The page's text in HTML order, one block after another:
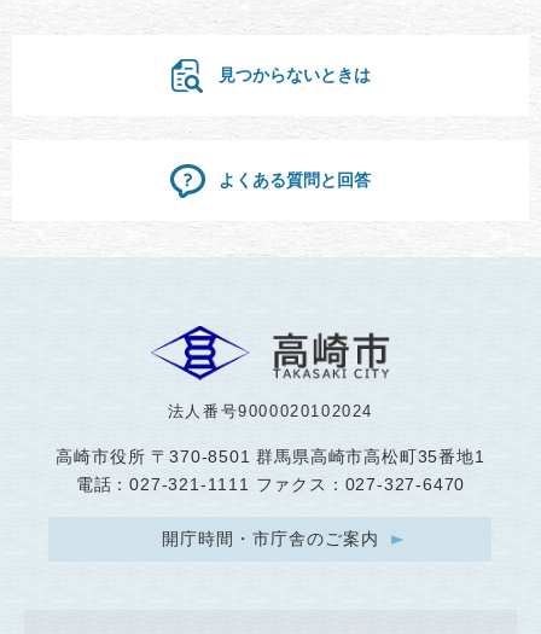
見つからないときは
よくある質問と回答
法人番号9000020102024
高崎市役所 〒370-8501 群馬県高崎市高松町35番地1
電話：027-321-1111 ファクス：027-327-6470
開庁時間・市庁舎のご案内